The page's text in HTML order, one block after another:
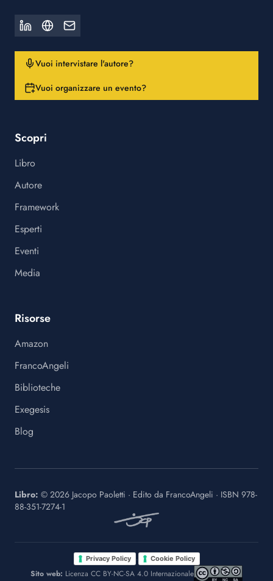
Vuoi intervistare l'autore?
Vuoi organizzare un evento?
Scopri
Libro
Autore
Framework
Esperti
Eventi
Media
Risorse
Amazon
FrancoAngeli
Biblioteche
Exegesis
Blog
Libro: © 2026 Jacopo Paoletti · Edito da FrancoAngeli · ISBN 978-
88-351-7274-1
Privacy Policy · Cookie Policy
Sito web: Licenza CC BY-NC-SA 4.0 Internazionale